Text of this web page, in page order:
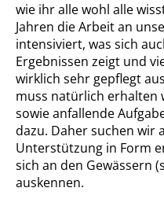
wie ihr alle wohl alle
Jahren die Arbeit an
intensiviert, was sich
Ergebnissen zeigt und
wirklich sehr gepflegt
muss natürlich erhalten
sowie anfallende
dazu. Daher suchen wir
Unterstützung in Form
sich an den Gewässern
auskennen.